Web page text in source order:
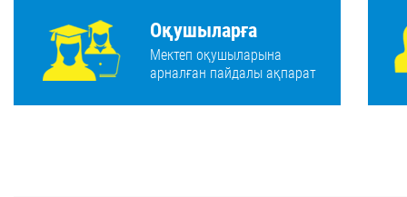
Оқушыларға
Мектеп оқушыларына
арналған пайдалы ақпарат